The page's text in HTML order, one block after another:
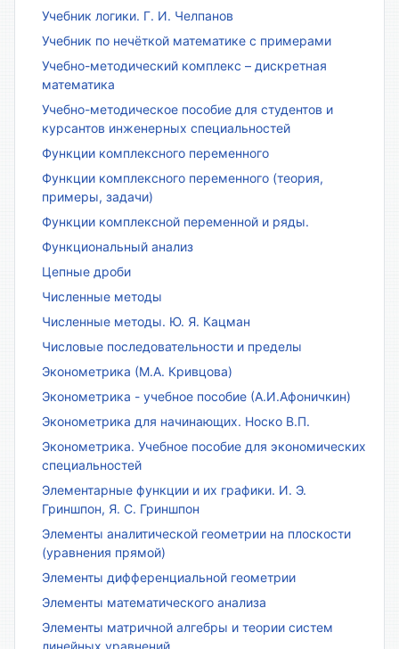
Учебник логики. Г. И. Челпанов
Учебник по нечёткой математике с примерами
Учебно-методический комплекс – дискретная
математика
Учебно-методическое пособие для студентов и
курсантов инженерных специальностей
Функции комплексного переменного
Функции комплексного переменного (теория,
примеры, задачи)
Функции комплексной переменной и ряды.
Функциональный анализ
Цепные дроби
Численные методы
Численные методы. Ю. Я. Кацман
Числовые последовательности и пределы
Эконометрика (М.А. Кривцова)
Эконометрика - учебное пособие (А.И.Афоничкин)
Эконометрика для начинающих. Носко В.П.
Эконометрика. Учебное пособие для экономических
специальностей
Элементарные функции и их графики. И. Э.
Гриншпон, Я. С. Гриншпон
Элементы аналитической геометрии на плоскости
(уравнения прямой)
Элементы дифференциальной геометрии
Элементы математического анализа
Элементы матричной алгебры и теории систем
линейных уравнений